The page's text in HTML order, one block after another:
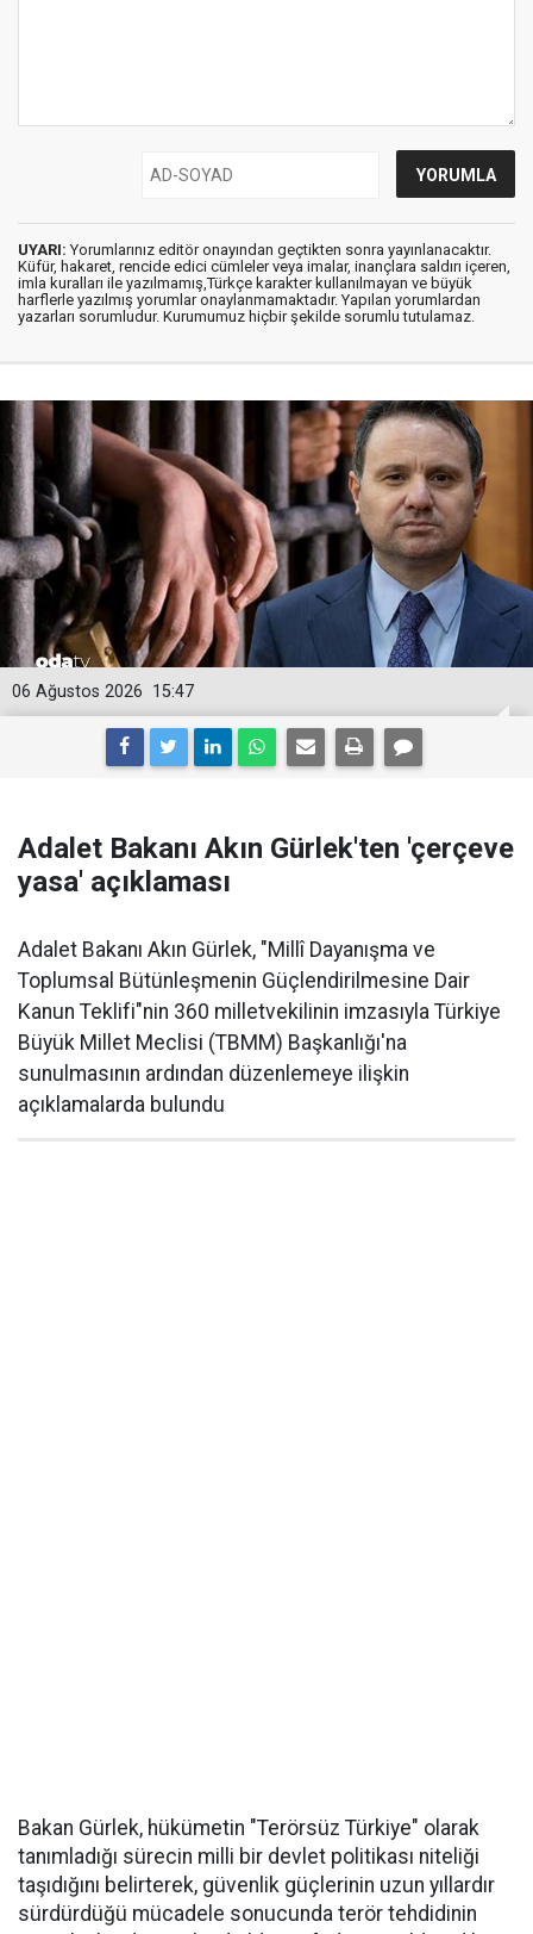
UYARI: Yorumlarınız editör onayından geçtikten sonra yayınlanacaktır.
Küfür, hakaret, rencide edici cümleler veya imalar, inançlara saldırı içeren,
imla kuralları ile yazılmamış,Türkçe karakter kullanılmayan ve büyük
harflerle yazılmış yorumlar onaylanmamaktadır. Yapılan yorumlardan
yazarları sorumludur. Kurumumuz hiçbir şekilde sorumlu tutulamaz.
15:47
06 Ağustos 2026
Adalet Bakanı Akın Gürlek'ten 'çerçeve
yasa' açıklaması
Adalet Bakanı Akın Gürlek, "Millî Dayanışma ve
Toplumsal Bütünleşmenin Güçlendirilmesine Dair
Kanun Teklifi"nin 360 milletvekilinin imzasıyla Türkiye
Büyük Millet Meclisi (TBMM) Başkanlığı'na
sunulmasının ardından düzenlemeye ilişkin
açıklamalarda bulundu
Bakan Gürlek, hükümetin "Terörsüz Türkiye" olarak
tanımladığı sürecin milli bir devlet politikası niteliği
taşıdığını belirterek, güvenlik güçlerinin uzun yıllardır
sürdürdüğü mücadele sonucunda terör tehdidinin